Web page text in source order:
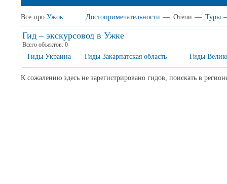
Все про Ужок: Достопримечательности — Отели — Туры
Гид – экскурсовод в Ужке
Всего объектов: 0
Гиды Украина Гиды Закарпатская область Гиды
К сожалению здесь не зарегистрировано гидов, поискать в